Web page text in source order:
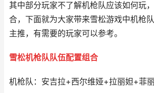
其中部分玩家不了解机枪队应该如何玩
合，下面就为大家带来雪松游戏中机枪
主推，有需要的玩家可以参考。
雪松机枪队队伍配置组合
机枪队：安吉拉+西尔维娅+拉丽妲+菲丽